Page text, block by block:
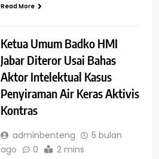
Read More
Ketua Umum Badko HMI
Jabar Diteror Usai Bahas
Aktor Intelektual Kasus
Penyiraman Air Keras Aktivis
Kontras
adminbenteng
5 bulan
ago
0 2 mins